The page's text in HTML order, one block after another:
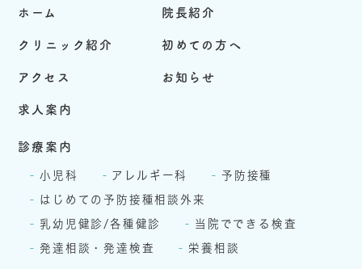
ホーム 院長紹介
クリニック紹介 初めての方へ
アクセス お知らせ
求人案内
診療案内
小児科 アレルギー科 予防接種
はじめての予防接種相談外来
乳幼児健診/各種健診 当院でできる検査
発達相談・発達検査 栄養相談